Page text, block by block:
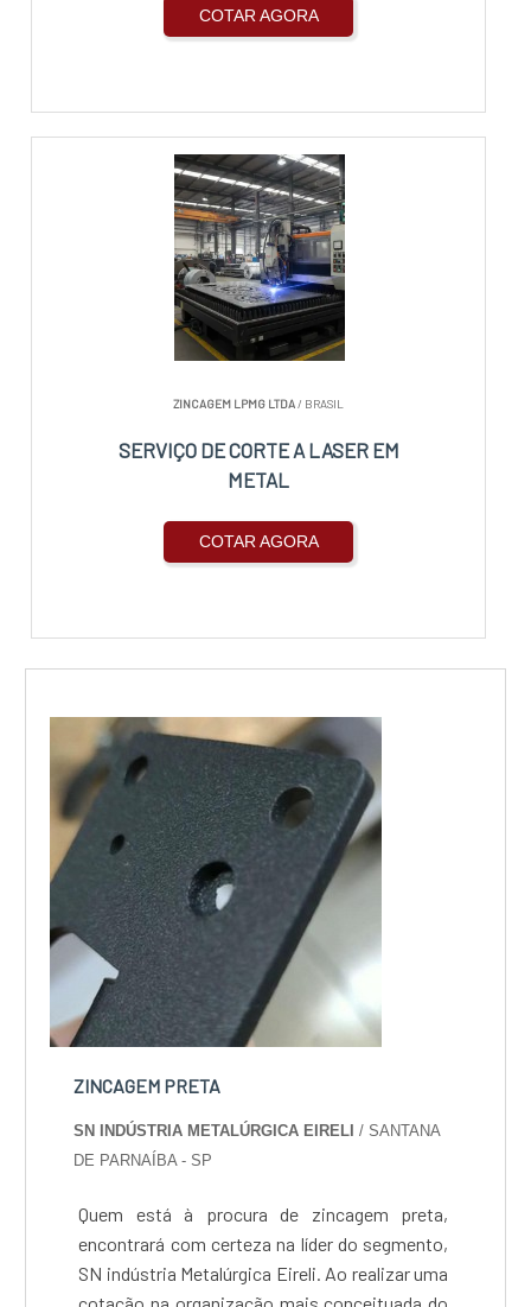
COTAR AGORA
ZINCAGEM LPMG LTDA/ BRASIL
SERVIÇO DE CORTE A LASER EM
METAL
COTAR AGORA
ZINCAGEM PRETA
SN INDÚSTRIA METALÚRGICA EIRELI/ SANTANA
DE PARNAÍBA - SP
Quem está à procura de zincagem preta,
encontrará com certeza na líder do segmento,
SN indústria Metalúrgica Eireli. Ao realizar uma